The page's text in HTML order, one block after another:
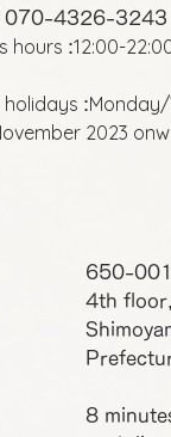
070-4326-3243
hours :12:00-
holidays :
2023
650-
4th
8